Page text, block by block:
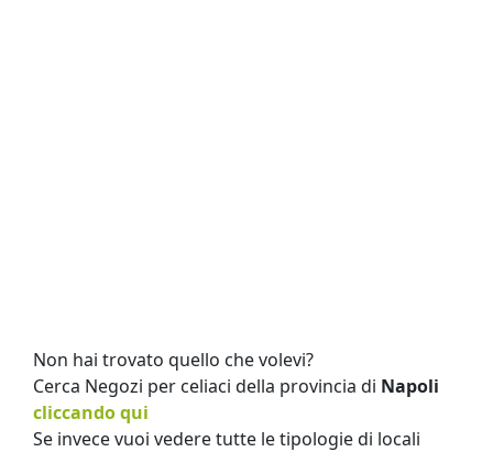
Non hai trovato quello che volevi?
Cerca Negozi per celiaci della provincia di Napoli
cliccando qui
Se invece vuoi vedere tutte le tipologie di locali